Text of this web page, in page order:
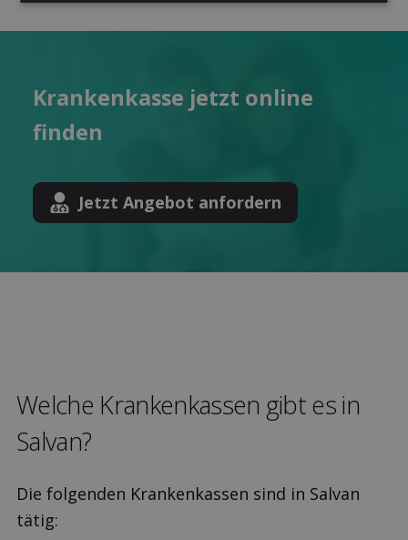
Kranken­kasse jetzt online
finden
Jetzt Angebot anfordern
Welche Kranken­kassen gibt es in
Salvan?
Die folgenden Krankenkassen sind in Salvan
tätig: